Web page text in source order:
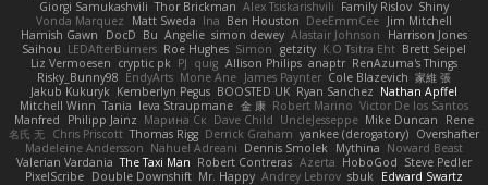
Giorgi Samukashvili Thor Brickman Alex Tsiskarishvili Family Rislov Shiny
Vonda Marquez
Matt Sweda Ina Ben Houston DeeEmmCee Jim Mitchell
Hamish Gawn
DocD Bu Angelie simon dewey Alastair Johnson
Harrison Jones
Saihou LEDAfterBurners Roe Hughes Simon getzity K.O Tsitra Eht Brett Seipel
Liz Vermoesen cryptic pk PJ quig Allison Philips anaptr RenAzuma's Things
Risky_Bunny98 EndyArts Mone Ane James Paynter Cole Blazevich 家維 張
Jakub Kukuryk Kemberlyn Pegus BOOSTED UK Ryan Sanchez Nathan Apffel
Mitchell Winn Tania Ieva Straupmane 金 康 Robert Marino Victor De los Santos
Manfred
Philipp Jainz Марина Ск Dave Child UncleJesseppe Mike Duncan
Rene
名氏 无 Chris Priscott Thomas Rigg Derrick Graham yankee (derogatory) Overshafter
Madeleine Andersson Nahuel Adreani Dennis Smolek Mythina Noward Beast
Valerian Vardania The Taxi Man Robert Contreras Azerta HoboGod Steve Pedler
PixelScribe Double Downshift Mr. Happy Andrey Lebrov sbuk Edward Swartz